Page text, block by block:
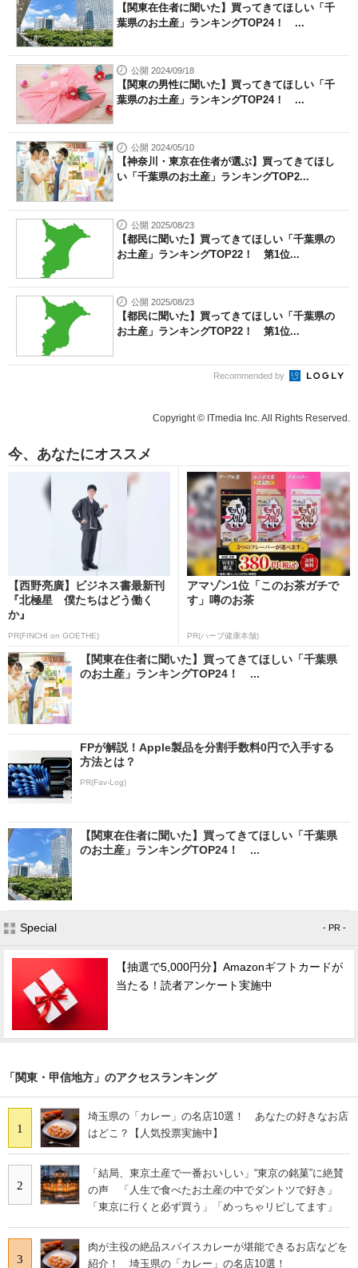
【関東在住者に聞いた】買ってきてほしい「千
葉県のお土産」ランキングTOP24！ ...
公開 2024/09/18
【関東の男性に聞いた】買ってきてほしい「千
葉県のお土産」ランキングTOP24！ ...
公開 2024/05/10
【神奈川・東京在住者が選ぶ】買ってきてほし
い「千葉県のお土産」ランキングTOP2...
公開 2025/08/23
【都民に聞いた】買ってきてほしい「千葉県の
お土産」ランキングTOP22！ 第1位...
公開 2025/08/23
【都民に聞いた】買ってきてほしい「千葉県の
お土産」ランキングTOP22！ 第1位...
Recommended by
Copyright © ITmedia Inc. All Rights Reserved.
今、あなたにオススメ
【西野亮廣】ビジネス書最新刊
『北極星 僕たちはどう働く
か』
PR(FINCHI on GOETHE)
アマゾン1位「このお茶ガチで
す」噂のお茶
PR(ハーブ健康本舗)
【関東在住者に聞いた】買ってきてほしい「千葉県
のお土産」ランキングTOP24！ ...
FPが解説！Apple製品を分割手数料0円で入手する
方法とは？
PR(Fav-Log)
【関東在住者に聞いた】買ってきてほしい「千葉県
のお土産」ランキングTOP24！ ...
Special - PR -
【抽選で5,000円分】Amazonギフトカードが
当たる！読者アンケート実施中
「関東・甲信地方」のアクセスランキング
1
埼玉県の「カレー」の名店10選！ あなたの好きなお店
はどこ？【人気投票実施中】
2
「結局、東京土産で一番おいしい」“東京の銘菓”に絶賛
の声 「人生で食べたお土産の中でダントツで好き」
「東京に行くと必ず買う」「めっちゃリピしてます」
3
肉が主役の絶品スパイスカレーが堪能できるお店などを
紹介！ 埼玉県の「カレー」の名店10選！